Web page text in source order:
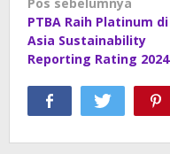
pos
PTBA Raih Platinum di
Asia Sustainability
Reporting Rating 2024